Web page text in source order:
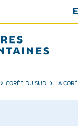
CORÉE DU SUD LA